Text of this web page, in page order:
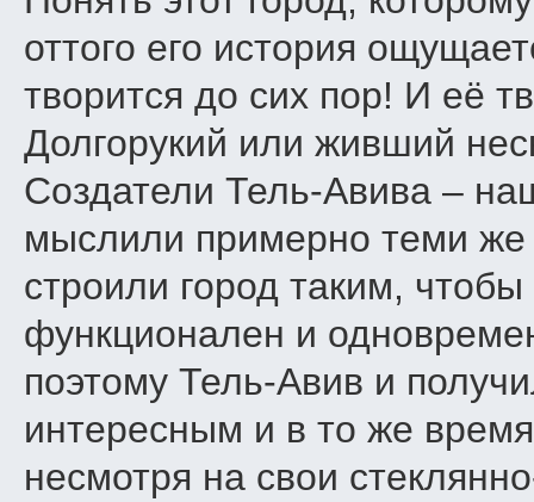
оттого его история
творится до сих пор! И её
Долгорукий или живший
Создатели Тель-Авива –
мыслили примерно теми
строили город таким,
функционален и
поэтому Тель-Авив и
интересным и в то же
несмотря на свои